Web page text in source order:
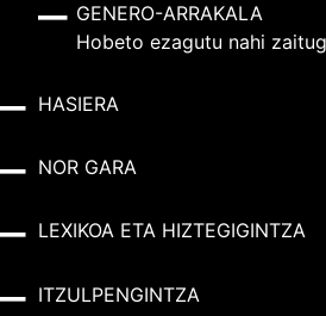
GENERO-ARRAKALA
Hobeto ezagutu nahi
HASIERA
NOR GARA
LEXIKOA ETA HIZTEGIGINTZA
ITZULPENGINTZA